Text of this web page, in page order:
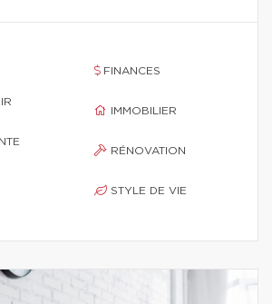
FINANCES
IMMOBILIER
RÉNOVATION
STYLE DE VIE